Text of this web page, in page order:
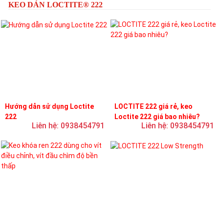
KEO DÁN LOCTITE® 222
Hướng dẫn sử dụng Loctite
222
Liên hệ: 0938454791
LOCTITE 222 giá rẻ, keo
Loctite 222 giá bao nhiêu?
Liên hệ: 0938454791